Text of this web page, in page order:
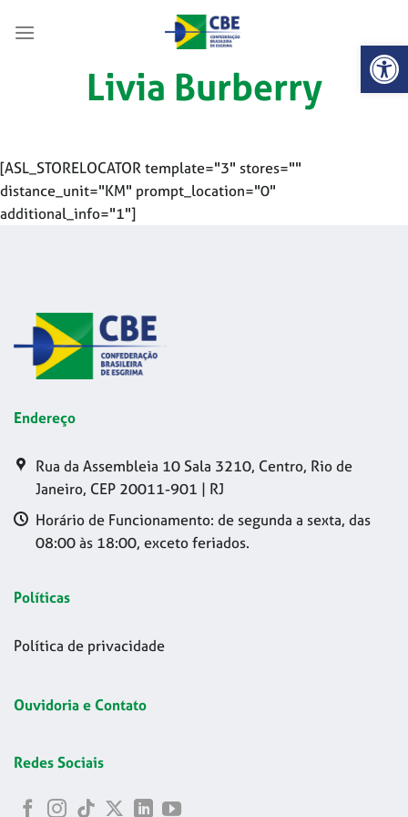
Abrir
Livia Burberry
[ASL_STORELOCATOR template="3" stores=""
distance_unit="KM" prompt_location="0"
additional_info="1"]
Endereço
Rua da Assembleia 10 Sala 3210, Centro, Rio de
Janeiro, CEP 20011-901 | RJ
Horário de Funcionamento: de segunda a sexta, das
08:00 às 18:00, exceto feriados.
Políticas
Política de privacidade
Ouvidoria e Contato
Redes Sociais